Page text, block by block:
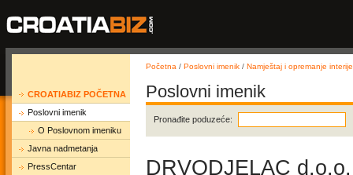
CROATIABIZ POČETNA
Poslovni imenik
O Poslovnom imeniku
Javna nadmetanja
PressCentar
Početna / Poslovni imenik / Namještaj i opremanje
Poslovni imenik
Pronađite poduzeće:
DRVODJELAC d.o.o.